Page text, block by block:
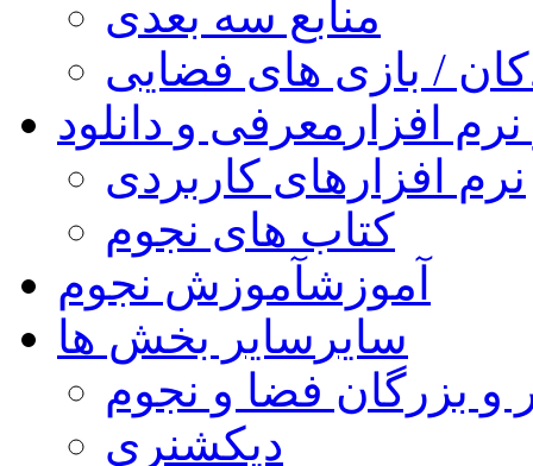
منابع سه بعدی
/ بازی های فضایی
افزار معرفی و دانلود
نرم افزارهای کاربردی
کتاب های نجوم
آموزشآموزش نجوم
سایر سایر بخش ها
و بزرگان فضا و نجوم
دیکشنری